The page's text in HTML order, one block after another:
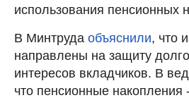
использования пенсионных
В Минтруда объяснили, что
направлены на защиту
интересов вкладчиков. В
что пенсионные накопления